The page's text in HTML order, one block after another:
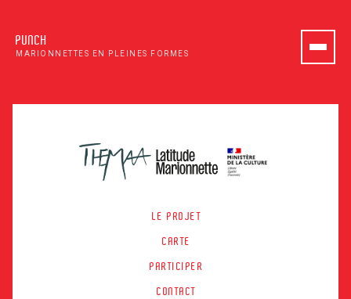
PUNCH
MARIONNETTES EN PLEINES FORMES
LE PROJET
CARTE
PARTICIPER
CONTACT